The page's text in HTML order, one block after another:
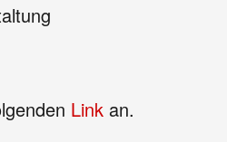
Link an.